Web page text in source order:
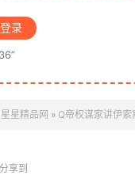
登录
星星精品网 » Q帝权谋家讲伊索
分享到